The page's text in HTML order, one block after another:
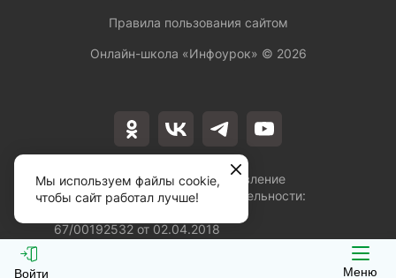
Войти Меню
Лицензия на осуществление
образовательной деятельности:
67/00192532 от 02.04.2018
Правила пользования сайтом
Онлайн-школа «Инфоурок» © 2026
Мы используем файлы cookie,
чтобы сайт работал лучше!